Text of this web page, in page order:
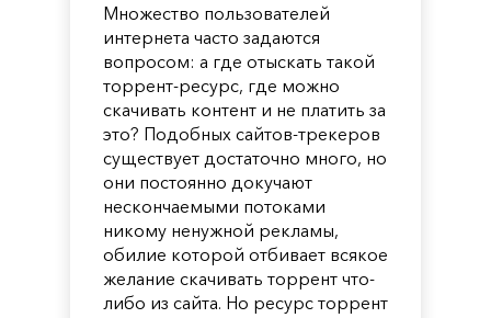
Множество пользователей
интернета часто задаются
вопросом: а где отыскать такой
торрент-ресурс, где можно
скачивать контент и не платить за
это? Подобных сайтов-трекеров
существует достаточно много, но
они постоянно докучают
нескончаемыми потоками
никому ненужной рекламы,
обилие которой отбивает всякое
желание скачивать торрент что-
либо из сайта. Но ресурс торрент